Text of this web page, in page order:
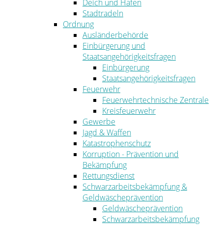
Deich und Hafen
Stadtradeln
Ordnung
Ausländerbehörde
Einbürgerung und
Staatsangehörigkeitsfragen
Einbürgerung
Staatsangehörigkeitsfragen
Feuerwehr
Feuerwehrtechnische Zentrale
Kreisfeuerwehr
Gewerbe
Jagd & Waffen
Katastrophenschutz
Korruption - Prävention und
Bekämpfung
Rettungsdienst
Schwarzarbeitsbekämpfung &
Geldwäscheprävention
Geldwäscheprävention
Schwarzarbeitsbekämpfung